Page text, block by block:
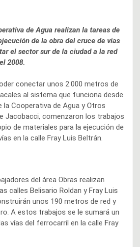
de Agua realizan la tareas de
de la obra del cruce de vías
el sector sur de la ciudad a la red
2008.
conectar unos 2.000 metros de
al sistema que funciona desde
la Cooperativa de Agua y Otros
Jacobacci, comenzaron los trabajos
de materiales para la ejecución de
en la calle Fray Luis Beltrán.
del área Obras realizan
calles Belisario Roldan y Fray Luis
unos 190 metros de red y
A estos trabajos se le sumará un
vías del ferrocarril en la calle Fray